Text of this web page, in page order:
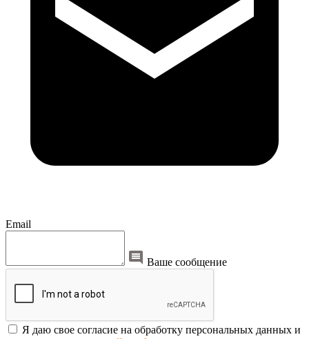
Email
Ваше сообщение
Я даю свое согласие на обработку персональных данных и